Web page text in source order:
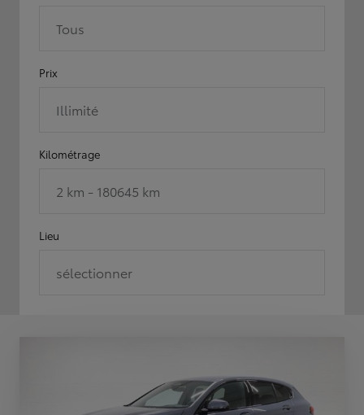
Tous
Prix
Illimité
Kilométrage
2 km - 180645 km
Lieu
sélectionner